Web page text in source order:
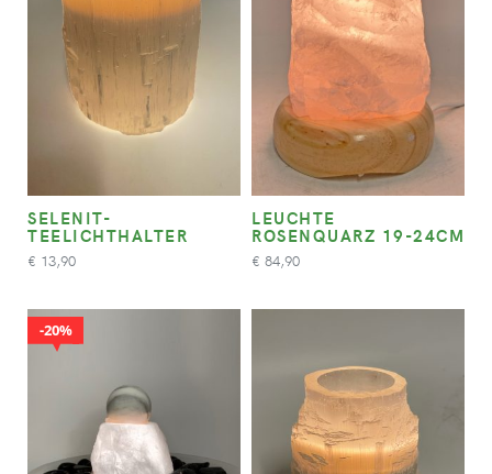
SELENIT-
TEELICHTHALTER
€ 13,90
LEUCHTE
ROSENQUARZ 19-24CM
€ 84,90
20%